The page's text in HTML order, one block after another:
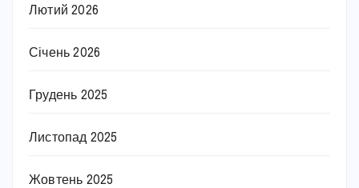
Лютий 2026
Січень 2026
Грудень 2025
Листопад 2025
Жовтень 2025